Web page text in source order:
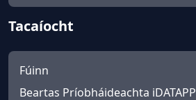
Tacaíocht
Fúinn
Beartas Príobháideachta iDATAPP